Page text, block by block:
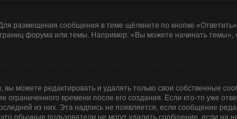
размещения сообщения в теме щёлкните по кнопке
форума или темы. Например: «Вы можете начинать
можете редактировать и удалять только свои собственные
ограниченного времени после его создания. Если кто-то уже
из них. Эта надпись не появляется, если сообщение
обычные пользователи не могут удалить сообщение, если на